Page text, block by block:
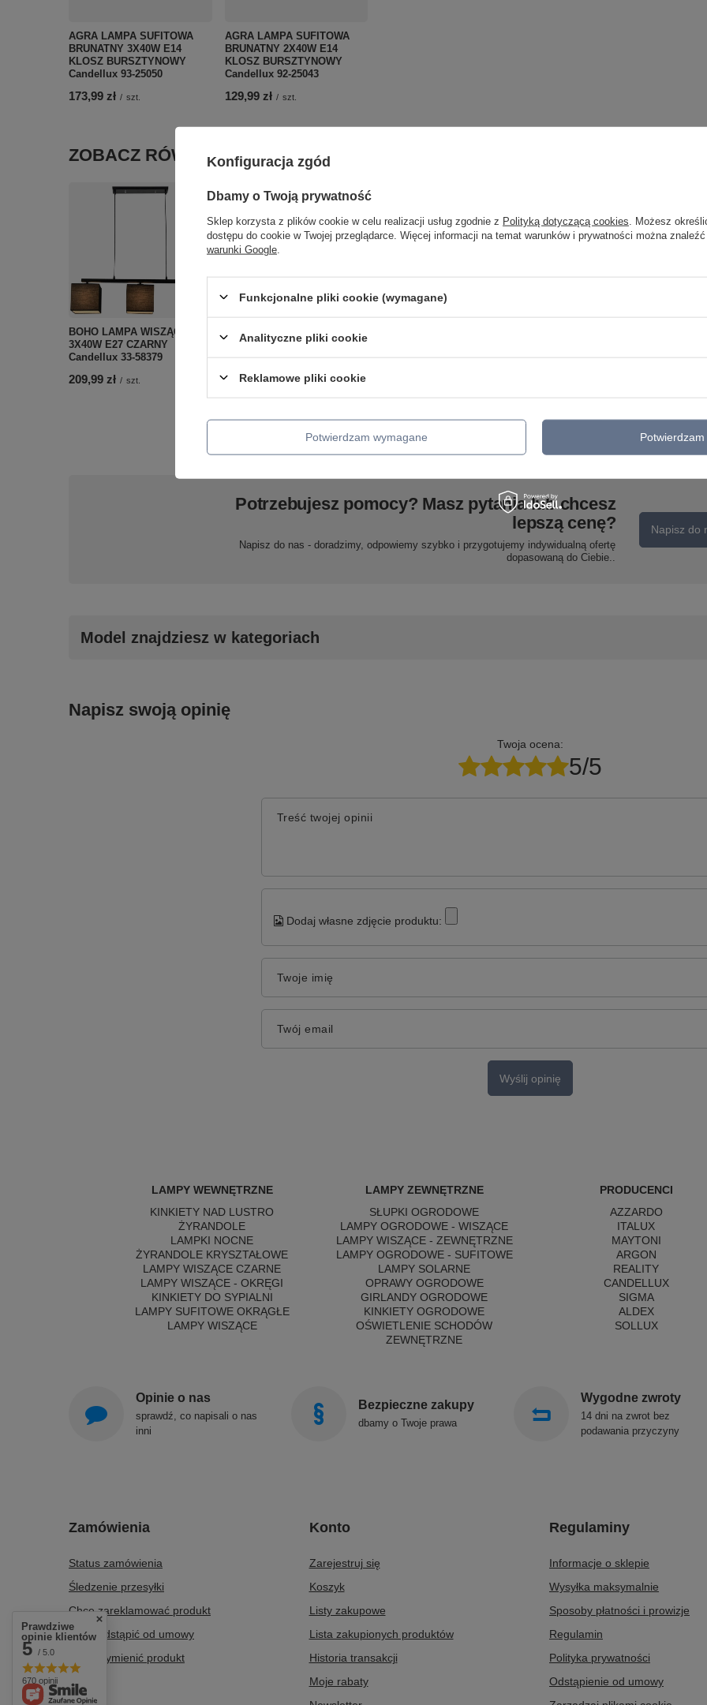
AGRA LAMPA SUFITOWA
BRUNATNY 3X40W E14
KLOSZ BURSZTYNOWY
Candellux 93-25050
173,99 zł / szt.
AGRA LAMPA SUFITOWA
BRUNATNY 2X40W E14
KLOSZ BURSZTYNOWY
Candellux 92-25043
129,99 zł / szt.
ZOBACZ RÓWNIEŻ
BOHO LAMPA WISZĄCA
3X40W E27 CZARNY
Candellux 33-58379
209,99 zł / szt.
Candellux 50101217
Potrzebujesz pomocy? Masz pytania lub chcesz
lepszą cenę?
Napisz do nas - doradzimy, odpowiemy szybko i przygotujemy indywidualną ofertę
dopasowaną do Ciebie..
Napisz do
Model znajdziesz w kategoriach
Napisz swoją opinię
Twoja ocena:
5/5
Treść twojej opinii
Dodaj własne zdjęcie produktu:
Twoje imię
Twój email
Wyślij opinię
LAMPY WEWNĘTRZNE
KINKIETY NAD LUSTRO
ŻYRANDOLE
LAMPKI NOCNE
ŻYRANDOLE KRYSZTAŁOWE
LAMPY WISZĄCE CZARNE
LAMPY WISZĄCE - OKRĘGI
KINKIETY DO SYPIALNI
LAMPY SUFITOWE OKRĄGŁE
LAMPY WISZĄCE
LAMPY ZEWNĘTRZNE
SŁUPKI OGRODOWE
LAMPY OGRODOWE - WISZĄCE
LAMPY WISZĄCE - ZEWNĘTRZNE
LAMPY OGRODOWE - SUFITOWE
LAMPY SOLARNE
OPRAWY OGRODOWE
GIRLANDY OGRODOWE
KINKIETY OGRODOWE
OŚWIETLENIE SCHODÓW
ZEWNĘTRZNE
PRODUCENCI
AZZARDO
ITALUX
MAYTONI
ARGON
REALITY
CANDELLUX
SIGMA
ALDEX
SOLLUX
Opinie o nas
sprawdź, co napisali o nas
inni
Bezpieczne zakupy
dbamy o Twoje prawa
Wygodne zwroty
14 dni na zwrot bez
podawania przyczyny
Zamówienia
Status zamówienia
Śledzenie przesyłki
Chcę zareklamować produkt
Chcę odstąpić od umowy
Chcę wymienić produkt
Kontakt
Konto
Zarejestruj się
Koszyk
Listy zakupowe
Lista zakupionych produktów
Historia transakcji
Moje rabaty
Regulaminy
Informacje o sklepie
Wysyłka maksymalnie
Sposoby płatności i prowizje
Regulamin
Polityka prywatności
Odstąpienie od umowy
Prawdziwe
opinie klientów
5 / 5.0
670 opinii
Konfiguracja zgód
Dbamy o Twoją prywatność
Sklep korzysta z plików cookie w celu realizacji usług zgodnie z Polityką dotyczącą cookies . Możesz
dostępu do cookie w Twojej przeglądarce. Więcej informacji na temat warunków i prywatności można
warunki Google
Funkcjonalne pliki cookie (wymagane)
Analityczne pliki cookie
Reklamowe pliki cookie
Potwierdzam wymagane